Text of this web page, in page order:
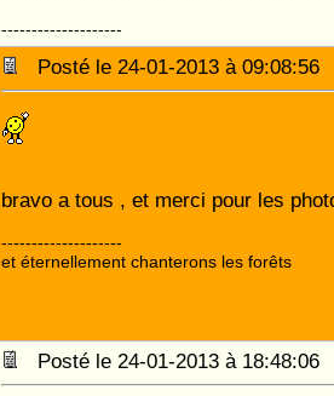
--------------------
Posté le 24-01-2013 à
bravo a tous , et merci pour les
--------------------
et éternellement chanterons les forêts
Posté le 24-01-2013 à